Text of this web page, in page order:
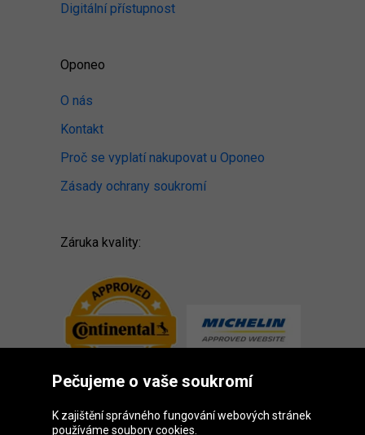
Digitální přístupnost
Oponeo
O nás
Kontakt
Proč se vyplatí nakupovat u Oponeo
Zásady ochrany soukromí
Záruka kvality:
Pečujeme o vaše soukromí
K zajištění správného fungování webových stránek
používáme soubory cookies.